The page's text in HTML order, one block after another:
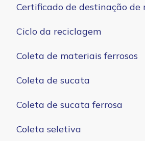
Certificado de destinação de
Ciclo da reciclagem
Coleta de materiais ferrosos
Coleta de sucata
Coleta de sucata ferrosa
Coleta seletiva